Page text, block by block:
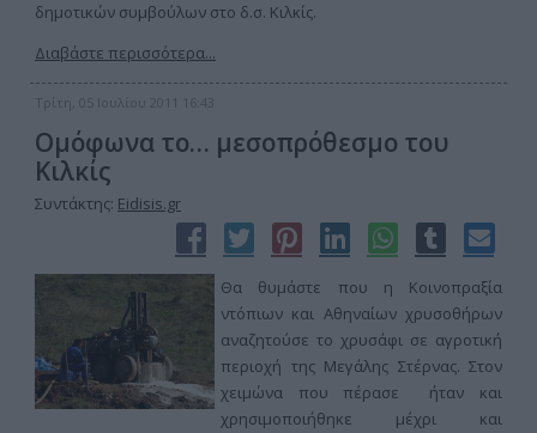
δημοτικών συμβούλων στο δ.σ. Κιλκίς.
Διαβάστε περισσότερα...
Τρίτη, 05 Ιουλίου 2011 16:43
Ομόφωνα το… μεσοπρόθεσμο του
Κιλκίς
Συντάκτης: Eidisis.gr
Θα θυμάστε που η Κοινοπραξία
ντόπιων και Αθηναίων χρυσοθήρων
αναζητούσε το χρυσάφι σε αγροτική
περιοχή της Μεγάλης Στέρνας. Στον
χειμώνα που πέρασε ήταν και
χρησιμοποιήθηκε μέχρι και